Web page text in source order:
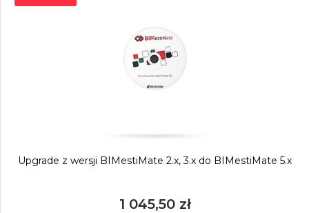
Upgrade z wersji BIMestiMate 2.x, 3.x do BIMestiMate 5.x
1 045,50 zł